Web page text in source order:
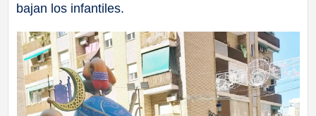
bajan los infantiles.